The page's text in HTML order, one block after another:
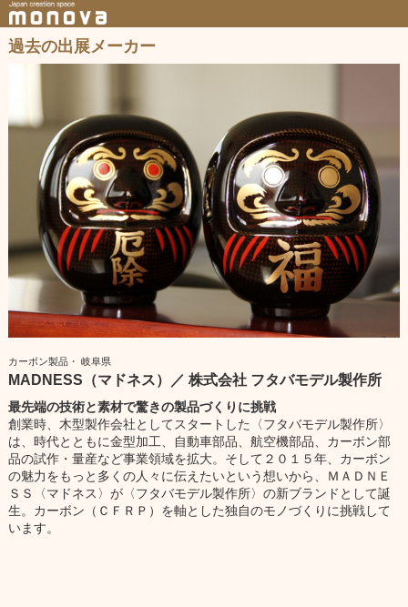
過去の出展メーカー
カーボン製品・ 岐阜県
MADNESS（マドネス）／ 株式会社 フタバモデル製作所
最先端の技術と素材で驚きの製品づくりに挑戦
創業時、木型製作会社としてスタートした〈フタバモデル製作所〉
は、時代とともに金型加工、自動車部品、航空機部品、カーボン部
品の試作・量産など事業領域を拡大。そして２０１５年、カーボン
の魅力をもっと多くの人々に伝えたいという想いから、ＭＡＤＮＥ
ＳＳ〈マドネス〉が〈フタバモデル製作所〉の新ブランドとして誕
生。カーボン（ＣＦＲＰ）を軸とした独自のモノづくりに挑戦して
います。